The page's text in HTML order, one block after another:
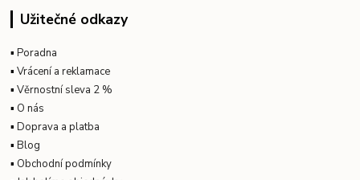
Užitečné odkazy
▪Poradna
▪Vrácení a reklamace
▪Věrnostní sleva 2 %
▪ O nás
▪Doprava a platba
▪Blog
▪ Obchodní podmínky